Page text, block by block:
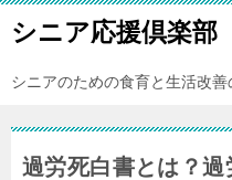
シニア応援倶楽部
シニアのための食育と生活改
過労死白書とは？